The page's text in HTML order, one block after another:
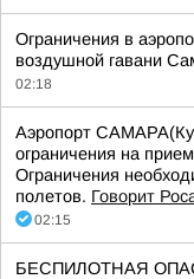
Ограничения в
воздушной гавани
02:18
Аэропорт
ограничения на
Ограничения
полетов. Говорит
02:15
БЕСПИЛОТНАЯ